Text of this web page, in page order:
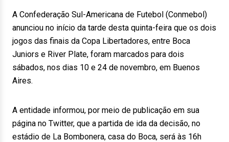
A Confederação Sul-Americana de Futebol (Conmebol)
anunciou no início da tarde desta quinta-feira que os dois
jogos das finais da Copa Libertadores, entre Boca
Juniors e River Plate, foram marcados para dois
sábados, nos dias 10 e 24 de novembro, em Buenos
Aires.
A entidade informou, por meio de publicação em sua
página no Twitter, que a partida de ida da decisão, no
estádio de La Bombonera, casa do Boca, será às 16h